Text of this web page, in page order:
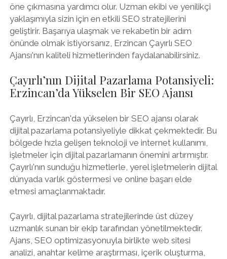
öne çıkmasına yardımcı olur. Uzman ekibi ve yenilikçi
yaklaşımıyla sizin için en etkili SEO stratejilerini
geliştirir. Başarıya ulaşmak ve rekabetin bir adım
önünde olmak istiyorsanız, Erzincan Çayırlı SEO
Ajansı'nın kaliteli hizmetlerinden faydalanabilirsiniz.
Çayırlı’nın Dijital Pazarlama Potansiyeli:
Erzincan’da Yükselen Bir SEO Ajansı
Çayırlı, Erzincan'da yükselen bir SEO ajansı olarak
dijital pazarlama potansiyeliyle dikkat çekmektedir. Bu
bölgede hızla gelişen teknoloji ve internet kullanımı,
işletmeler için dijital pazarlamanın önemini artırmıştır.
Çayırlı'nın sunduğu hizmetlerle, yerel işletmelerin dijital
dünyada varlık göstermesi ve online başarı elde
etmesi amaçlanmaktadır.
Çayırlı, dijital pazarlama stratejilerinde üst düzey
uzmanlık sunan bir ekip tarafından yönetilmektedir.
Ajans, SEO optimizasyonuyla birlikte web sitesi
analizi, anahtar kelime araştırması, içerik oluşturma,